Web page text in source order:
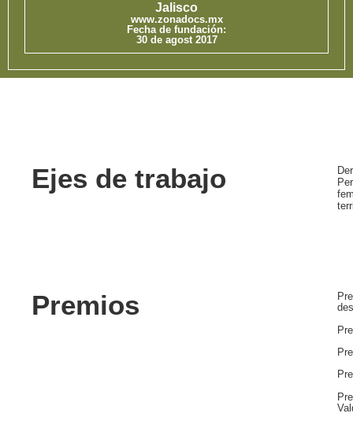
Jalisco
www.zonadocs.mx
Fecha de fundación:
30 de agost 2017
Ejes de trabajo
Premios